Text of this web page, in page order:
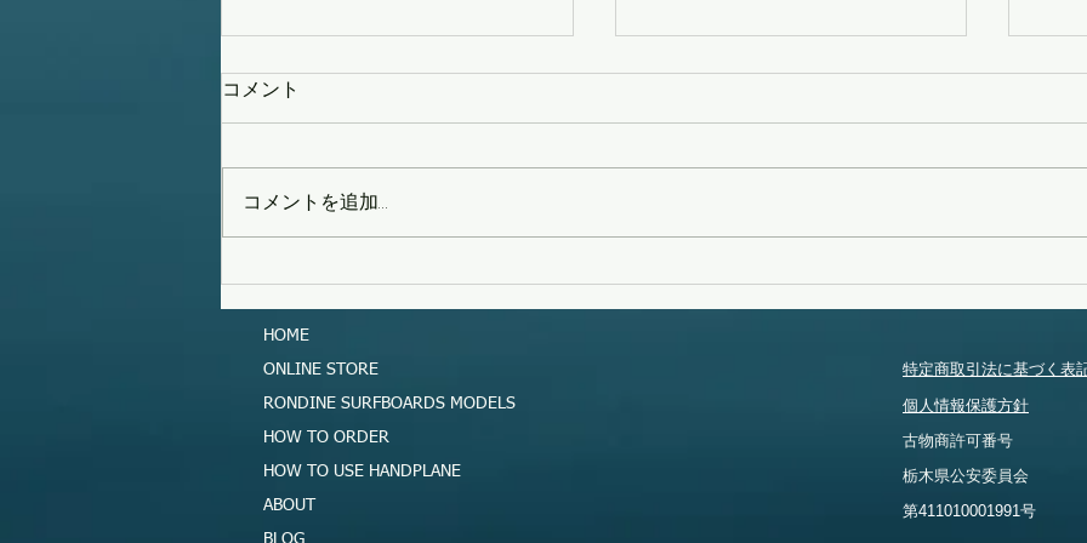
タイフーンスウェル
コメント
コメントを追加…
HOME
ONLINE STORE
RONDINE SURFBOARDS MODELS
HOW TO ORDER
HOW TO USE HANDPLANE
ABOUT
BLOG
特定商取引法に基づく表
個人情報保護方針
​古物商許可番号
​栃木県公安委員会
​第411010001991号